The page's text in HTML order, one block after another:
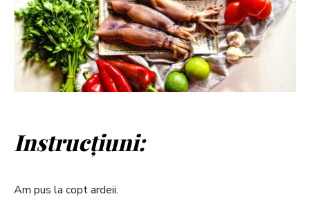
Instrucțiuni:
Am pus la copt ardeii.